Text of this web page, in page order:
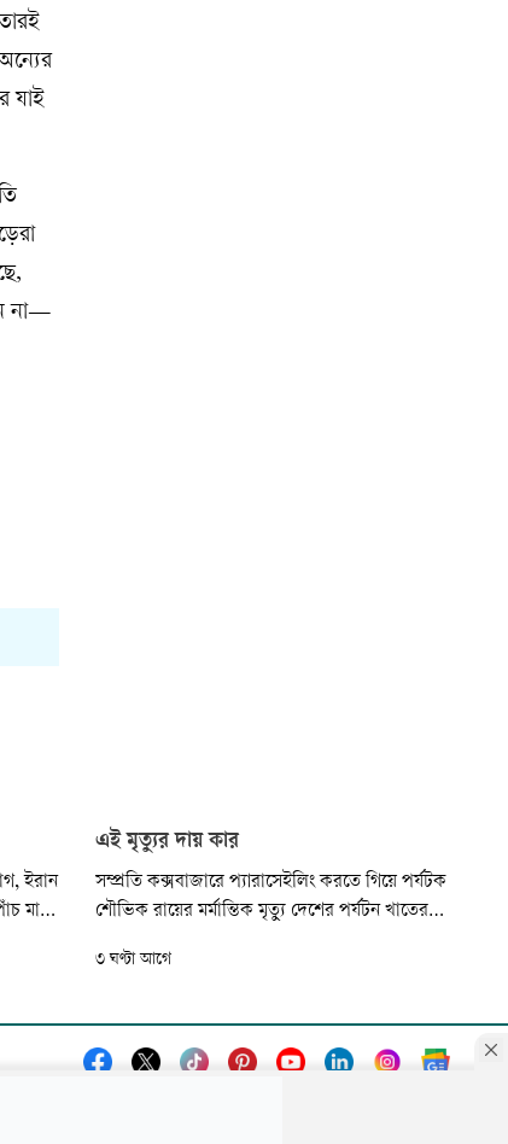
যাই
না—
ইরান
মাসের
এই মৃত্যুর দায় কার
সম্প্রতি কক্সবাজারে প্যারাসেইলিং করতে গিয়ে পর্যটক
শৌভিক রায়ের মর্মান্তিক মৃত্যু দেশের পর্যটন খাতের
তথ্য অনুযায়ী, প্যারাসেইলিং চলাকালে তিনি সমুদ্রে
৩ ঘণ্টা আগে